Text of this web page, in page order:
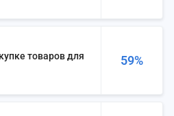
59%
товаров для